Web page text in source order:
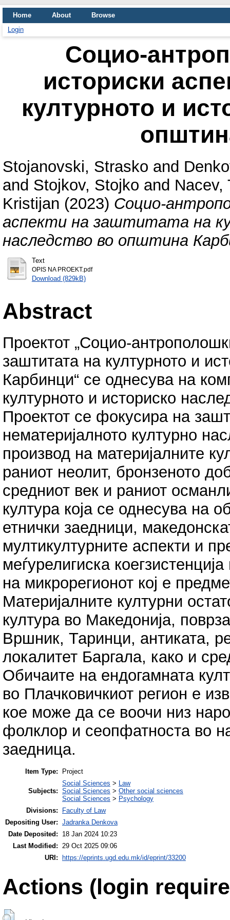
Home About
Browse
Login
Социо-
историски
културното и
Stojanovski, Strasko and
and Stojkov, Stojko and Nacev,
Kristijan (2023) Социо-
аспекти на заштитата на
наследство во општина
Text
OPIS NA PROEKT.pdf
Download (829kB)
Abstract
Проектот „Социо-
заштитата на културното и
Карбинци“ се однесува на
културното и историско
Проектот се фокусира на
нематеријалното културно
производ на материјалните
раниот неолит, бронзеното
средниот век и раниот
култура која се однесува на
етнички заедници,
мултикултурните аспекти и
меѓурелигиска
на микрорегионот кој е
Материјалните културни
култура во Македонија,
Вршник, Таринци, антиката,
локалитет Баргала, како и
Обичаите на ендогамната
во Плачковичкиот регион е
кое може да се воочи низ
фолклор и сеопфатноста во
заедница.
Item Type: Project
Subjects:
Social Sciences > Law
Social Sciences > Other social sciences
Social Sciences > Psychology
Divisions:
Faculty of Law
Depositing User: Jadranka Denkova
Date Deposited:
18 Jan 2024 10:23
Last Modified: 29 Oct 2025 09:06
URI:
https://eprints.ugd.edu.mk/id/eprint/33200
Actions (login